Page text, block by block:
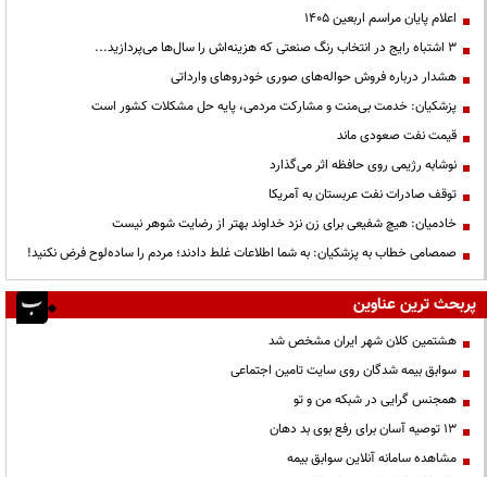
اعلام پایان مراسم اربعین ۱۴۰۵
3 اشتباه رایج در انتخاب رنگ صنعتی که هزینه‌اش را سال‌ها می‌پردازید...
هشدار درباره فروش حواله‌های صوری خودروهای وارداتی
پزشکیان: خدمت بی‌منت و مشارکت مردمی، پایه حل مشکلات کشور است
قیمت نفت صعودی ماند
نوشابه رژیمی روی حافظه اثر می‌گذارد
توقف صادرات نفت عربستان به آمریکا
خادمیان: هیچ شفیعی برای زن نزد خداوند بهتر از رضایت شوهر نیست
صمصامی خطاب به پزشکیان: به شما اطلاعات غلط دادند؛ مردم را ساده‌لوح فرض نکنید!
پربحث ترین عناوین
هشتمین کلان شهر ایران مشخص شد
سوابق بیمه شدگان روی سایت تامین اجتماعی
همجنس گرایی در شبکه من و تو
13 توصیه آسان برای رفع بوی بد دهان
مشاهده سامانه آنلاين سوابق بیمه